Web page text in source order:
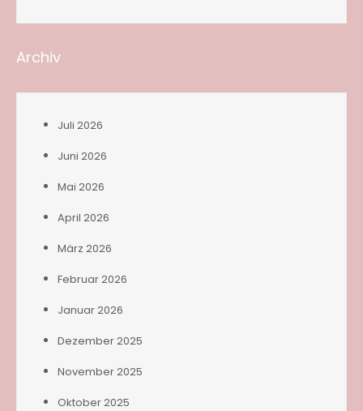
Archiv
Juli 2026
Juni 2026
Mai 2026
April 2026
März 2026
Februar 2026
Januar 2026
Dezember 2025
November 2025
Oktober 2025